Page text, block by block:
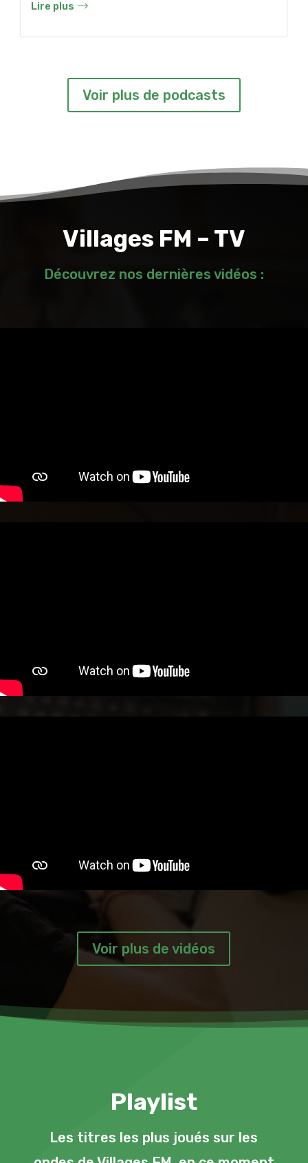
Lire plus
Voir plus de podcasts
Villages FM – TV
Découvrez nos dernières vidéos :
Voir plus de vidéos
Playlist
Les titres les plus joués sur les